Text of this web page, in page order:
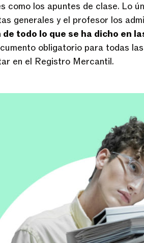
como los apuntes de clase. Lo
generales y el profesor los
todo lo que se ha dicho en
obligatorio para todas
en el Registro Mercantil.